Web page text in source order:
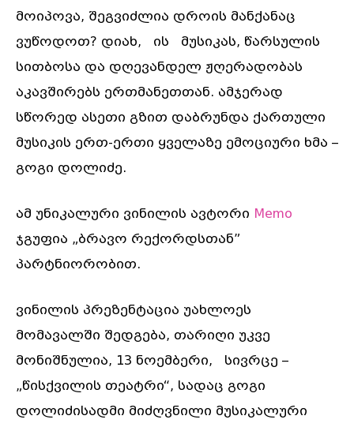
მოიპოვა, შეგვიძლია დროის მანქანაც
ვუწოდოთ? დიახ, ის მუსიკას, წარსულის
სითბოსა და დღევანდელ ჟღერადობას
აკავშირებს ერთმანეთთან. ამჯერად
სწორედ ასეთი გზით დაბრუნდა ქართული
მუსიკის ერთ-ერთი ყველაზე ემოციური ხმა –
გოგი დოლიძე.
ამ უნიკალური ვინილის ავტორი Memo
ჯგუფია „ბრავო რექორდსთან”
პარტნიორობით.
ვინილის პრეზენტაცია უახლოეს
მომავალში შედგება, თარიღი უკვე
მონიშნულია, 13 ნოემბერი, სივრცე –
„წისქვილის თეატრი“, სადაც გოგი
დოლიძისადმი მიძღვნილი მუსიკალური